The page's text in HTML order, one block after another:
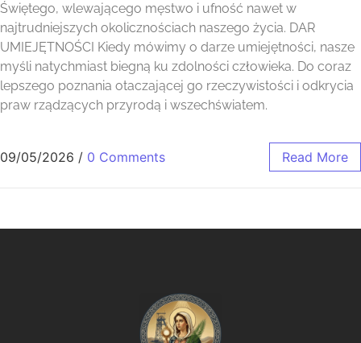
Świętego, wlewającego męstwo i ufność nawet w
najtrudniejszych okolicznościach naszego życia. DAR
UMIEJĘTNOŚCI Kiedy mówimy o darze umiejętności, nasze
myśli natychmiast biegną ku zdolności człowieka. Do coraz
lepszego poznania otaczającej go rzeczywistości i odkrycia
praw rządzących przyrodą i wszechświatem.
09/05/2026 / 0 Comments Read More